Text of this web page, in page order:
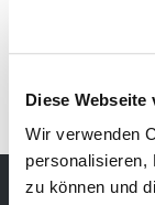
Diese Webseite
Wir verwenden
personalisieren,
zu können und